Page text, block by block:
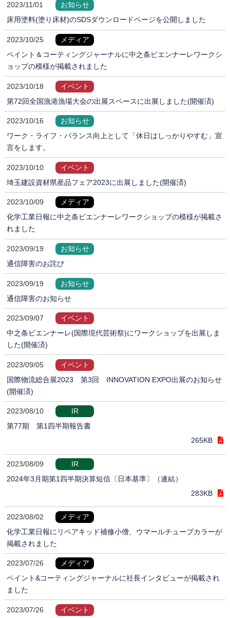
2023/11/01
お知らせ
床用塗料(塗り床材)のSDSダウンロードページを公開しました
2023/10/25
メディア
ペイント＆コーティングジャーナルに中之条ビエンナーレワークシ
ョップの模様が掲載されました
2023/10/18
イベント
第72回全国漁港漁場大会の出展スペースに出展しました(開催済)
2023/10/16
お知らせ
ワーク・ライフ・バランス向上として「休日はしっかりやすむ」宣
言をします。
2023/10/10
イベント
埼玉建設資材県産品フェア2023に出展しました(開催済)
2023/10/09
メディア
化学工業日報に中之条ビエンナーレワークショップの模様が掲載さ
れました
2023/09/19
お知らせ
通信障害のお詫び
2023/09/19
お知らせ
通信障害のお知らせ
2023/09/07
イベント
中之条ビエンナーレ(国際現代芸術祭)にワークショップを出展しま
した(開催済)
2023/09/05
イベント
国際物流総合展2023 第3回 INNOVATION EXPO出展のお知らせ
(開催済)
2023/08/10
IR
第77期 第1四半期報告書
265KB
2023/08/09
IR
2024年3月期第1四半期決算短信〔日本基準〕（連結）
283KB
2023/08/02
メディア
化学工業日報にリペアキッド補修小僧、ウマールチューブカラーが
掲載されました
2023/07/26
メディア
ペイント&コーティングジャーナルに社長インタビューが掲載され
ました
2023/07/26
イベント